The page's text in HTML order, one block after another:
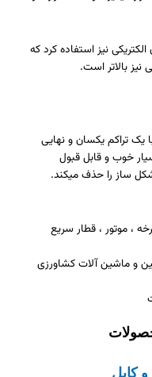
نیز استفاده کرد که
بالاتر است.
یک تراکم یکسان و نهایی
خوب و قابل قبول
ساز را حذف میکند.
، موتور ، قطار سریع
و ماشین آلات کشاورزی
کابل